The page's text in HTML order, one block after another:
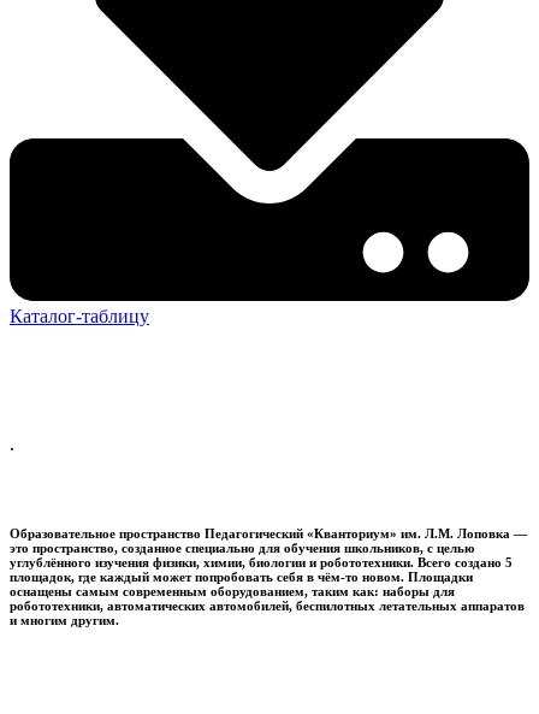
Каталог-таблицу
.
Образовательное пространство Педагогический «Кванториум» им. Л.М. Лоповка —
это пространство, созданное специально для обучения школьников, с целью
углублённого изучения физики, химии, биологии и робототехники. Всего создано 5
площадок, где каждый может попробовать себя в чём-то новом. Площадки
оснащены самым современным оборудованием, таким как: наборы для
робототехники, автоматических автомобилей, беспилотных летательных аппаратов
и многим другим.